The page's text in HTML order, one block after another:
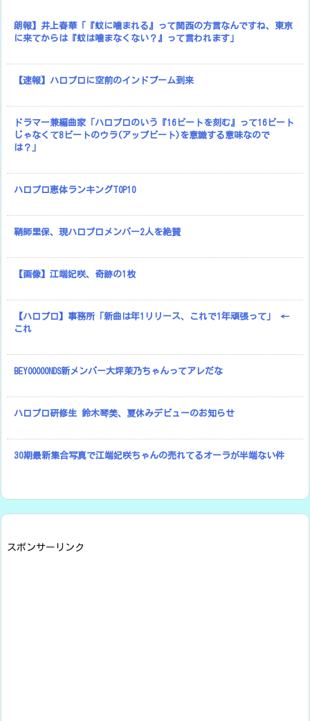
朗報】井上春華「『蚊に噛まれる』って関西の方言なんですね、東京
に来てからは『蚊は噛まなくない？』って言われます」
【速報】ハロプロに空前のインドブーム到来
ドラマー兼編曲家「ハロプロのいう『16ビートを刻む』って16ビート
じゃなくて8ビートのウラ(アップビート)を意識する意味なので
は？」
ハロプロ恵体ランキングTOP10
鞘師里保、現ハロプロメンバー2人を絶賛
【画像】江端妃咲、奇跡の1枚
【ハロプロ】事務所「新曲は年1リリース、これで1年頑張って」 ←
これ
BEYOOOOONDS新メンバー大坪茉乃ちゃんってアレだな
ハロプロ研修生 鈴木琴美、夏休みデビューのお知らせ
30期最新集合写真で江端妃咲ちゃんの売れてるオーラが半端ない件
スポンサーリンク